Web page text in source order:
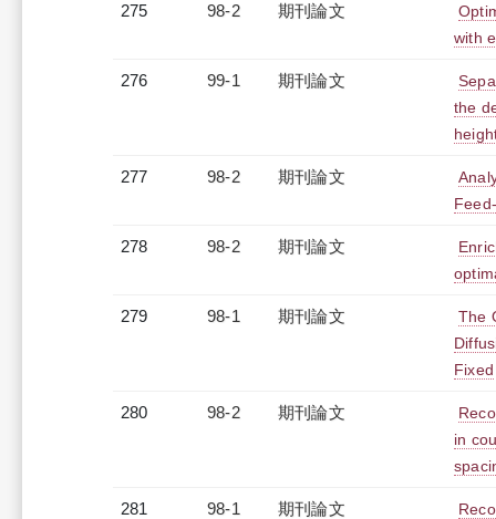
275 98-2 期刊論文
with
276 99-1 期刊論文
the
277 98-2 期刊論文
278 98-2 期刊論文
279 98-1 期刊論文
The
Fixed
280 98-2 期刊論文
in
281 98-1 期刊論文